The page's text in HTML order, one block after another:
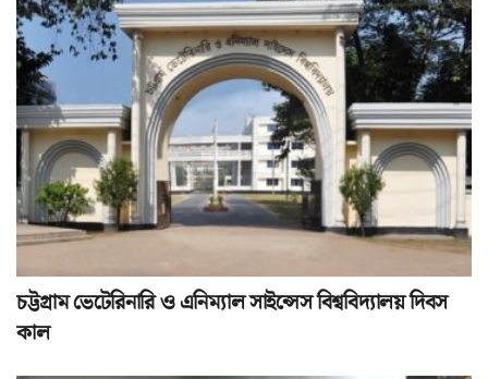
চট্টগ্রাম ভেটেরিনারি ও এনিম্যাল সাইন্সেস বিশ্ববিদ্যালয় দিবস
কাল